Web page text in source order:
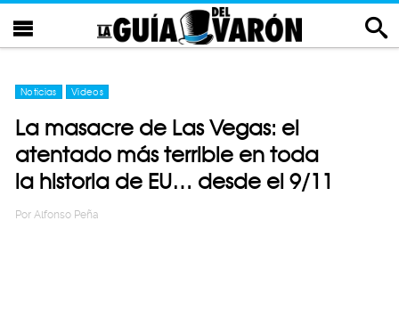
Noticias Videos
La masacre de Las Vegas: el
atentado más terrible en toda
la historia de EU… desde el 9/11
Por Alfonso Peña